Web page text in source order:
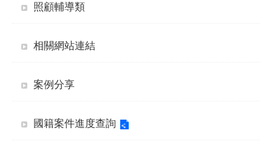
照顧輔導類
相關網站連結
案例分享
國籍案件進度查詢